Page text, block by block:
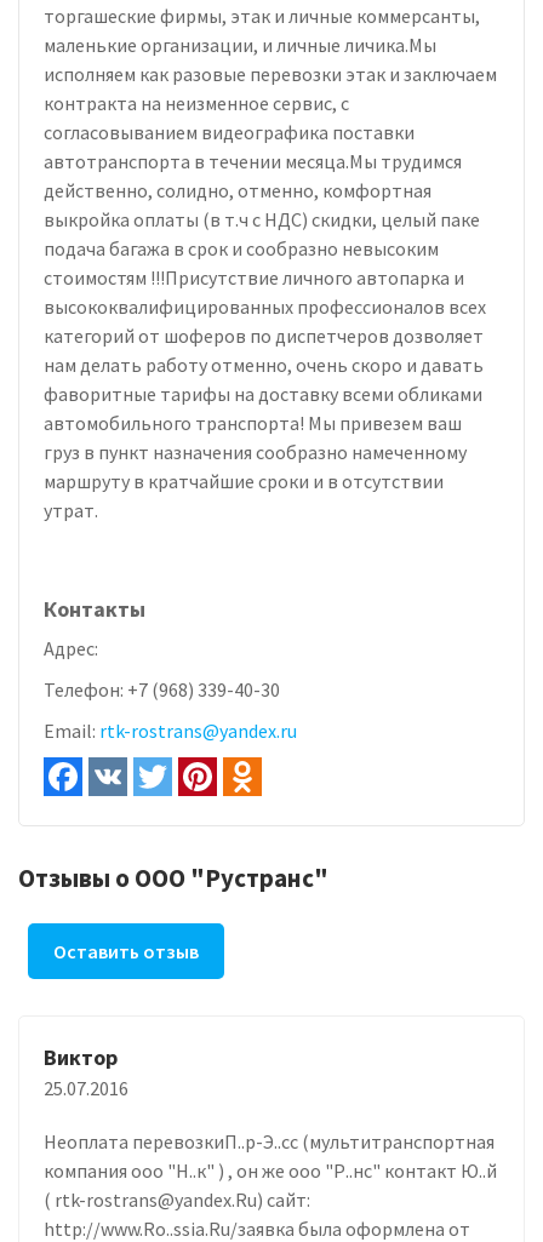
торгашеские фирмы, этак и личные коммерсанты,
маленькие организации, и личные личика.Мы
исполняем как разовые перевозки этак и заключаем
контракта на неизменное сервис, с
согласовыванием видеографика поставки
автотранспорта в течении месяца.Мы трудимся
действенно, солидно, отменно, комфортная
выкройка оплаты (в т.ч с НДС) скидки, целый паке
подача багажа в срок и сообразно невысоким
стоимостям !!!Присутствие личного автопарка и
высококвалифицированных профессионалов всех
категорий от шоферов по диспетчеров дозволяет
нам делать работу отменно, очень скоро и давать
фаворитные тарифы на доставку всеми обликами
автомобильного транспорта! Мы привезем ваш
груз в пункт назначения сообразно намеченному
маршруту в кратчайшие сроки и в отсутствии
утрат.
Контакты
Адрес:
Телефон: +7 (968) 339-40-30
Email: rtk-rostrans@yandex.ru
Отзывы о ООО "Рустранс"
Оставить отзыв
Виктор
25.07.2016
Неоплата перевозкиП..р-Э..сс (мультитранспортная
компания ооо "Н..к" ) , он же ооо "Р..нс" контакт Ю..й
( rtk-rostrans@yandex.Ru) сайт:
http://www.Ro..ssia.Ru/заявка была оформлена от